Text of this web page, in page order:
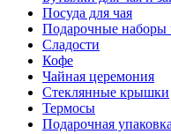
Посуда для чая
Подарочные наборы
Сладости
Кофе
Чайная церемония
Стеклянные крышки
Термосы
Подарочная упаковка